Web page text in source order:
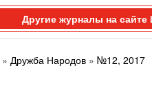
Другие журналы на
» Дружба Народов » №12, 2017